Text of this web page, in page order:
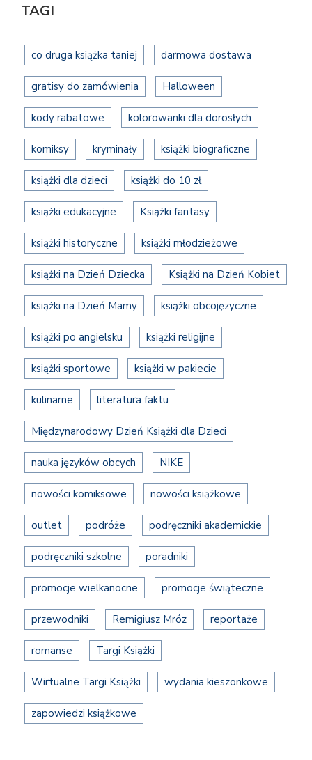
TAGI
co druga książka taniej darmowa dostawa
gratisy do zamówienia Halloween
kody rabatowe kolorowanki dla dorosłych
komiksy kryminały książki biograficzne
książki dla dzieci książki do 10 zł
książki edukacyjne Książki fantasy
książki historyczne książki młodzieżowe
książki na Dzień Dziecka Książki na Dzień Kobiet
książki na Dzień Mamy książki obcojęzyczne
książki po angielsku książki religijne
książki sportowe książki w pakiecie
kulinarne literatura faktu
Międzynarodowy Dzień Książki dla Dzieci
nauka języków obcych NIKE
nowości komiksowe nowości książkowe
outlet podróże podręczniki akademickie
podręczniki szkolne poradniki
promocje wielkanocne promocje świąteczne
przewodniki Remigiusz Mróz reportaże
romanse Targi Książki
Wirtualne Targi Książki wydania kieszonkowe
zapowiedzi książkowe